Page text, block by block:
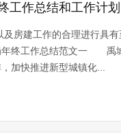
工作总结和工作计划
房建工作的合理进行具
年终工作总结范文一 禹
加快推进新型城镇化...